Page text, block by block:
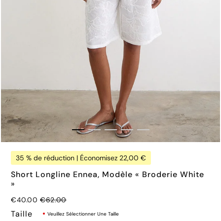
35 % de réduction | Économisez 22,00 €
Short Longline Ennea, Modèle « Broderie White
»
€40.00Prix normal
€62.00
Taille Veuillez Sélectionner Une Taille
€46.00